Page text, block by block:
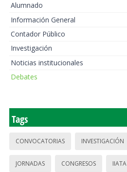
Alumnado
Información General
Contador Público
Investigación
Noticias institucionales
Debates
Tags
CONVOCATORIAS INVESTIGACIÓN
JORNADAS CONGRESOS IIATA